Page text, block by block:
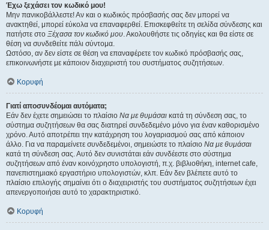
Έχω ξεχάσει τον κωδικό μου!
Μην πανικοβάλλεστε! Αν και ο κωδικός πρόσβασής σας δεν μπορεί να
ανακτηθεί, μπορεί εύκολα να επαναφερθεί. Επισκεφθείτε τη σελίδα σύνδεσης και
πατήστε στο Ξέχασα τον κωδικό μου. Ακολουθήστε τις οδηγίες και θα είστε σε
θέση να συνδεθείτε πάλι σύντομα.
Ωστόσο, αν δεν είστε σε θέση να επαναφέρετε τον κωδικό πρόσβασής σας,
επικοινωνήστε με κάποιον διαχειριστή του συστήματος συζητήσεων.
Κορυφή
Γιατί αποσυνδέομαι αυτόματα;
Εάν δεν έχετε σημειώσει το πλαίσιο Να με θυμάσαι κατά τη σύνδεση σας, το
σύστημα συζητήσεων θα σας διατηρεί συνδεδεμένο μόνο για έναν καθορισμένο
χρόνο. Αυτό αποτρέπει την κατάχρηση του λογαριασμού σας από κάποιον
άλλο. Για να παραμείνετε συνδεδεμένοι, σημειώστε το πλαίσιο Να με θυμάσαι
κατά τη σύνδεση σας. Αυτό δεν συνιστάται εάν συνδέεστε στο σύστημα
συζητήσεων από έναν κοινόχρηστο υπολογιστή, π.χ. βιβλιοθήκη, internet cafe,
πανεπιστημιακό εργαστήριο υπολογιστών, κλπ. Εάν δεν βλέπετε αυτό το
πλαίσιο επιλογής σημαίνει ότι ο διαχειριστής του συστήματος συζητήσεων έχει
απενεργοποιήσει αυτό το χαρακτηριστικό.
Κορυφή